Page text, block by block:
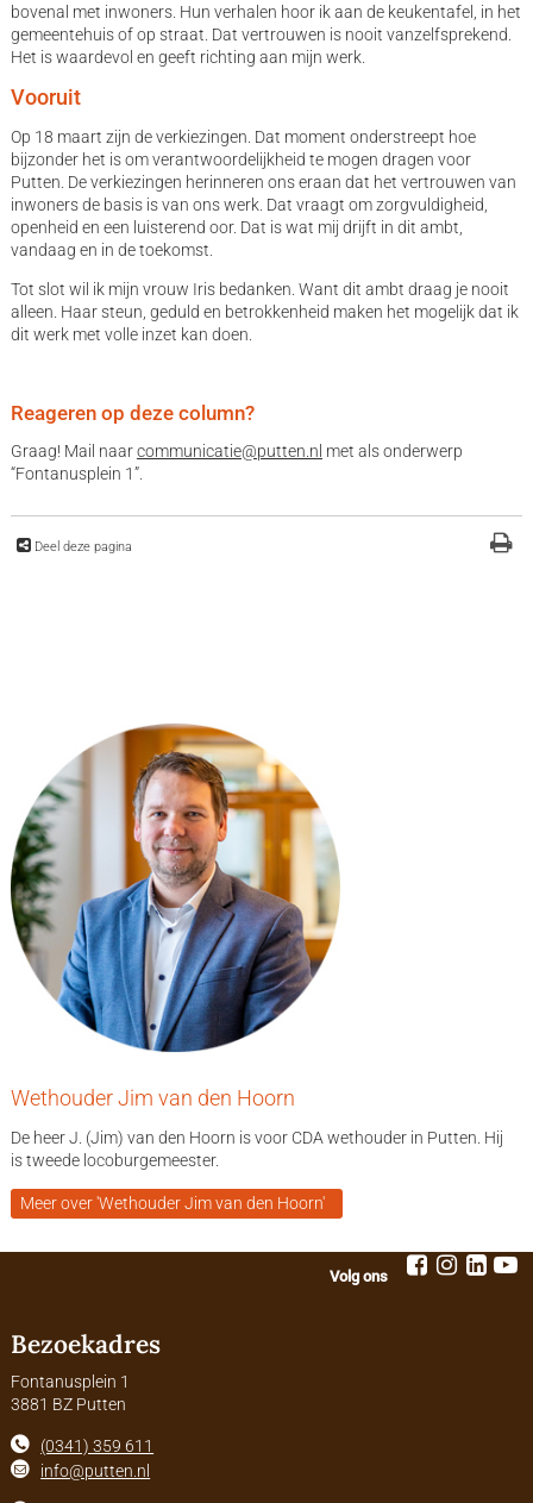
bovenal met inwoners. Hun verhalen hoor ik aan de keukentafel, in het
gemeentehuis of op straat. Dat vertrouwen is nooit vanzelfsprekend.
Het is waardevol en geeft richting aan mijn werk.
Vooruit
Op 18 maart zijn de verkiezingen. Dat moment onderstreept hoe
bijzonder het is om verantwoordelijkheid te mogen dragen voor
Putten. De verkiezingen herinneren ons eraan dat het vertrouwen van
inwoners de basis is van ons werk. Dat vraagt om zorgvuldigheid,
openheid en een luisterend oor. Dat is wat mij drijft in dit ambt,
vandaag en in de toekomst.
Tot slot wil ik mijn vrouw Iris bedanken. Want dit ambt draag je nooit
alleen. Haar steun, geduld en betrokkenheid maken het mogelijk dat ik
dit werk met volle inzet kan doen.
Reageren op deze column?
Graag! Mail naarcommunicatie@putten.nl met als onderwerp
“Fontanusplein 1”.
Deel deze pagina
Wethouder Jim van den Hoorn
De heer J. (Jim) van den Hoorn is voor CDA wethouder in Putten. Hij
is tweede locoburgemeester.
Meer over 'Wethouder Jim van den Hoorn'
Volg ons
Bezoekadres
Fontanusplein 1
3881 BZ Putten
(0341) 359 611
info@putten.nl